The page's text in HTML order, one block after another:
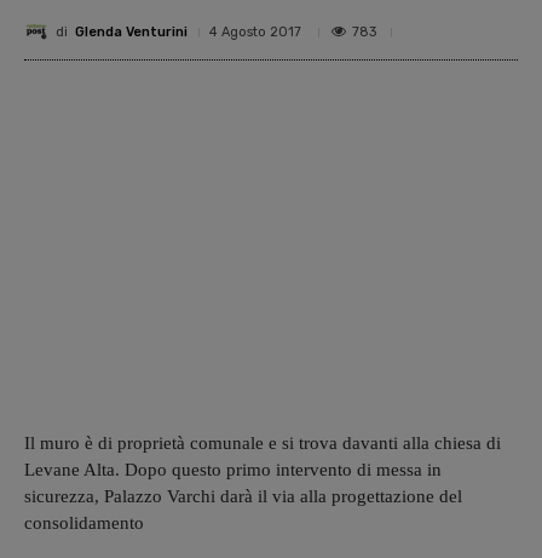
di Glenda Venturini 4 Agosto 2017 783
Il muro è di proprietà comunale e si trova davanti alla chiesa di
Levane Alta. Dopo questo primo intervento di messa in
sicurezza, Palazzo Varchi darà il via alla progettazione del
consolidamento